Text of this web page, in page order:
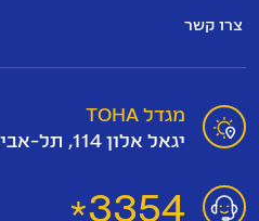
צרו קשר
מגדל TOHA
יגאל אלון 114, תל-אביב
3354